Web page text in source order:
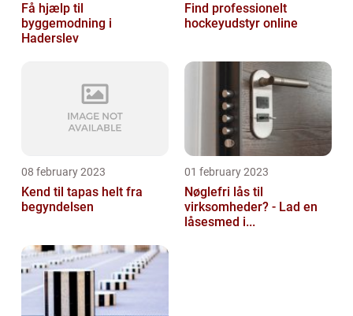
Få hjælp til
byggemodning i
Haderslev
Find professionelt
hockeyudstyr online
08 february 2023
Kend til tapas helt fra
begyndelsen
01 february 2023
Nøglefri lås til
virksomheder? - Lad en
låsesmed i...